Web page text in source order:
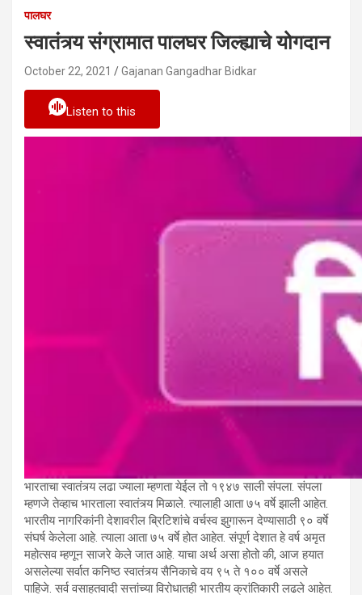
पालघर
स्वातंत्र्य संग्रामात पालघर जिल्ह्याचे योगदान
October 22, 2021 Gajanan Gangadhar Bidkar
Listen to this
भारताचा स्वातंत्र्य लढा ज्याला म्हणता येईल तो १९४७ साली संपला. संपला
म्हणजे तेव्हाच भारताला स्वातंत्र्य मिळाले. त्यालाही आता ७५ वर्षे झाली आहेत.
भारतीय नागरिकांनी देशावरील ब्रिटिशांचे वर्चस्व झुगारून देण्यासाठी ९० वर्षे
संघर्ष केलेला आहे. त्याला आता ७५ वर्षे होत आहेत. संपूर्ण देशात हे वर्ष अमृत
महोत्सव म्हणून साजरे केले जात आहे. याचा अर्थ असा होतो की, आज हयात
असलेल्या सर्वात कनिष्ठ स्वातंत्र्य सैनिकाचे वय ९५ ते १०० वर्षे असले
पाहिजे. सर्व वसाहतवादी सत्तांच्या विरोधातही भारतीय क्रांतिकारी लढले आहेत.